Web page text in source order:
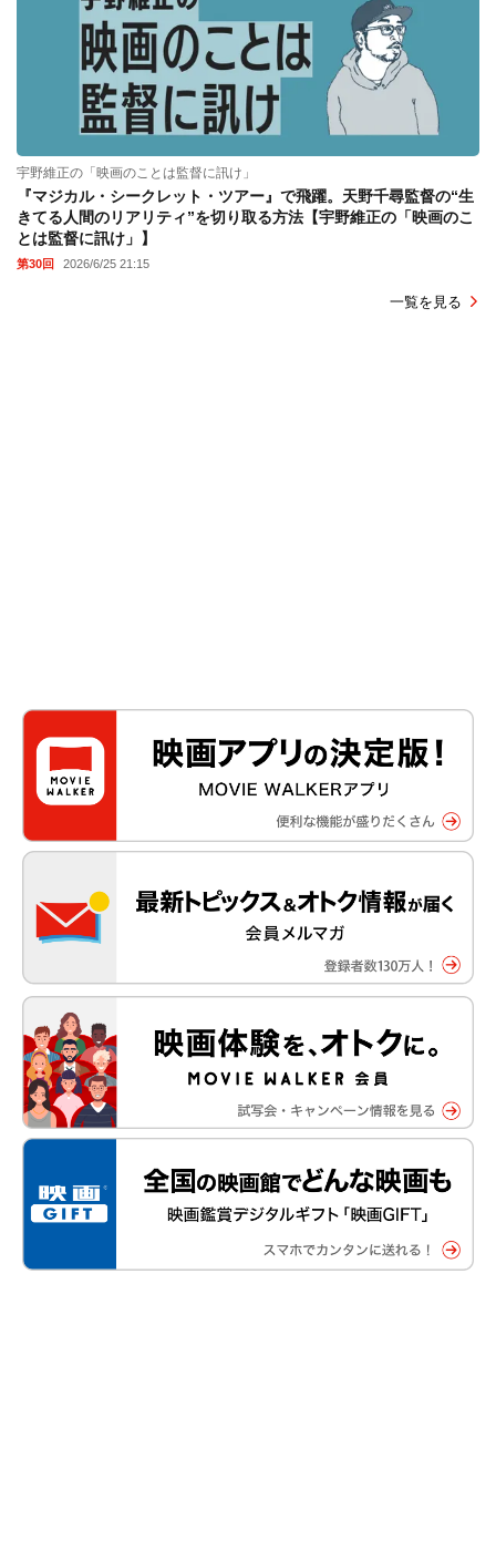
宇野維正の「映画のことは監督に訊け」
『マジカル・シークレット・ツアー』で飛躍。天野千尋監督の“生
きてる人間のリアリティ”を切り取る方法【宇野維正の「映画のこ
とは監督に訊け」】
第30回 2026/6/25 21:15
一覧を見る